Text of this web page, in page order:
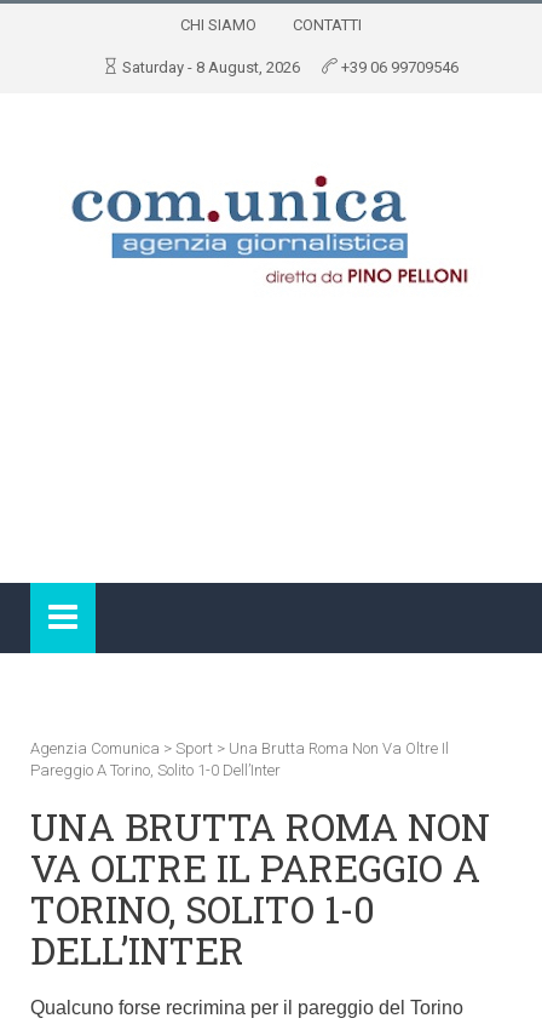
CHI SIAMO CONTATTI
Saturday - 8 August, 2026 +39 06 99709546
Agenzia Comunica > Sport > Una Brutta Roma Non Va Oltre Il
Pareggio A Torino, Solito 1-0 Dell’Inter
UNA BRUTTA ROMA NON
VA OLTRE IL PAREGGIO A
TORINO, SOLITO 1-0
DELL’INTER
Qualcuno forse recrimina per il pareggio del Torino